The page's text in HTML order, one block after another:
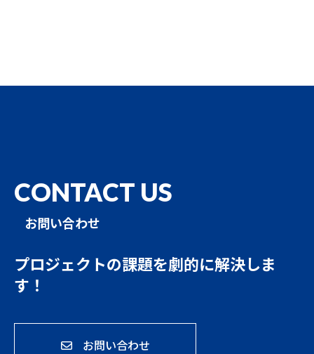
CONTACT US
お問い合わせ
プロジェクトの課題を劇的に解決しま
す！
お問い合わせ